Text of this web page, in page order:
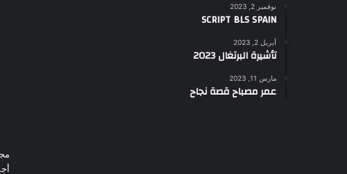
نوفمبر 2, 2023
SCRIPT BLS SPAIN
أبريل 2, 2023
تأشيرة البرتغال 2023
مارس 11, 2023
عمر مصباح قصة نجاح